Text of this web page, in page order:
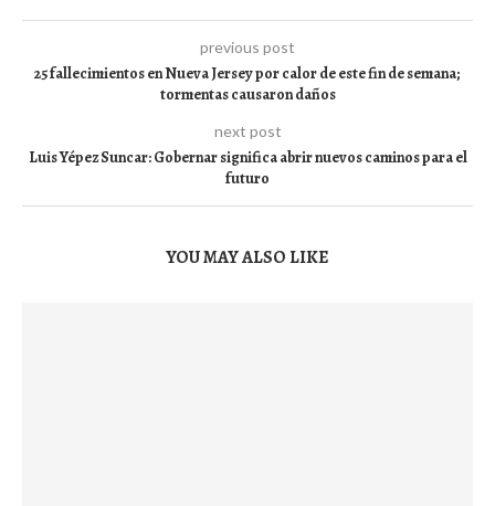
previous post
25 fallecimientos en Nueva Jersey por calor de este fin de semana;
tormentas causaron daños
next post
Luis Yépez Suncar: Gobernar significa abrir nuevos caminos para el
futuro
YOU MAY ALSO LIKE